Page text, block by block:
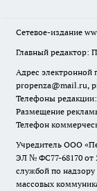
Сетевое-издание
Главный редактор:
Адрес электронной
propenza@mail.ru,
Телефоны редакции:
Размещение
Телефон
Учредитель ООО
ЭЛ № ФС77-68170 от
службой по
массовых